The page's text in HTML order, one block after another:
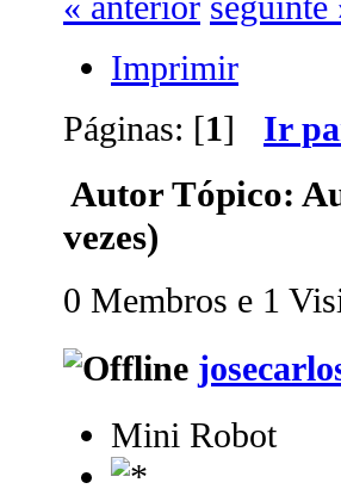
Imprimir
Páginas: [1] Ir
AutorTópico:
vezes)
0 Membros e 1
Mini Robot